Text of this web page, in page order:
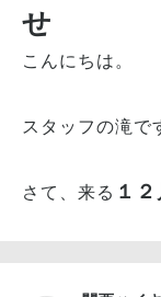
せ
こんにちは。
スタッフの滝で
さて、来る １